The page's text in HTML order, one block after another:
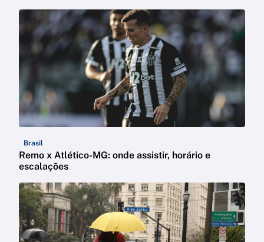
Brasil
Remo x Atlético-MG: onde assistir, horário e
escalações